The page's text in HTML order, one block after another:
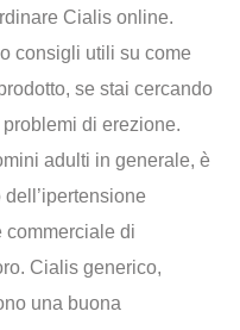
Cialis online.
consigli utili su come
se stai cercando
di erezione.
adulti in generale, è
commerciale di
Cialis generico,
una buona